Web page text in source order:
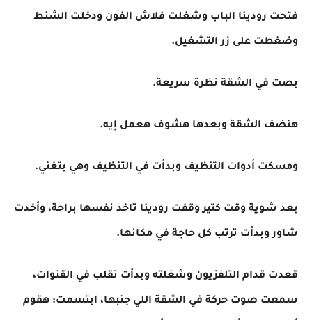
فتحت رودينا الباب وشغلت فلاش الفون ودخلت الشنط
وضغطت على زر التشغيل.
بصت في الشقة نظرة سريعة.
هنضف الشقة وبعدها هشوف هعمل إيه.
ومسكت أدوات التنظيف وبدأت في التنظيف وهي بتغني.
بعد شوية وقت كتير وقفت رودينا تاخد نفسها براحة، وأخدت
شاور وبدأت ترتب كل حاجة في مكانها.
قعدت قدام التلفزيون وشغلته وبدأت تقلب في القنوات،
سمعت صوت حركة في الشقة اللي جنبها، ابتسمت: هقوم